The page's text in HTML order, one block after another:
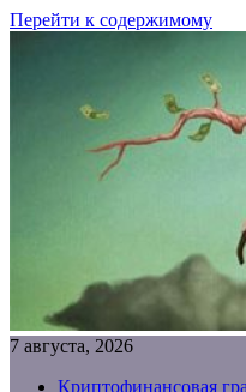
Перейти к содержимому
7 августа, 2026
Криптофинансовая